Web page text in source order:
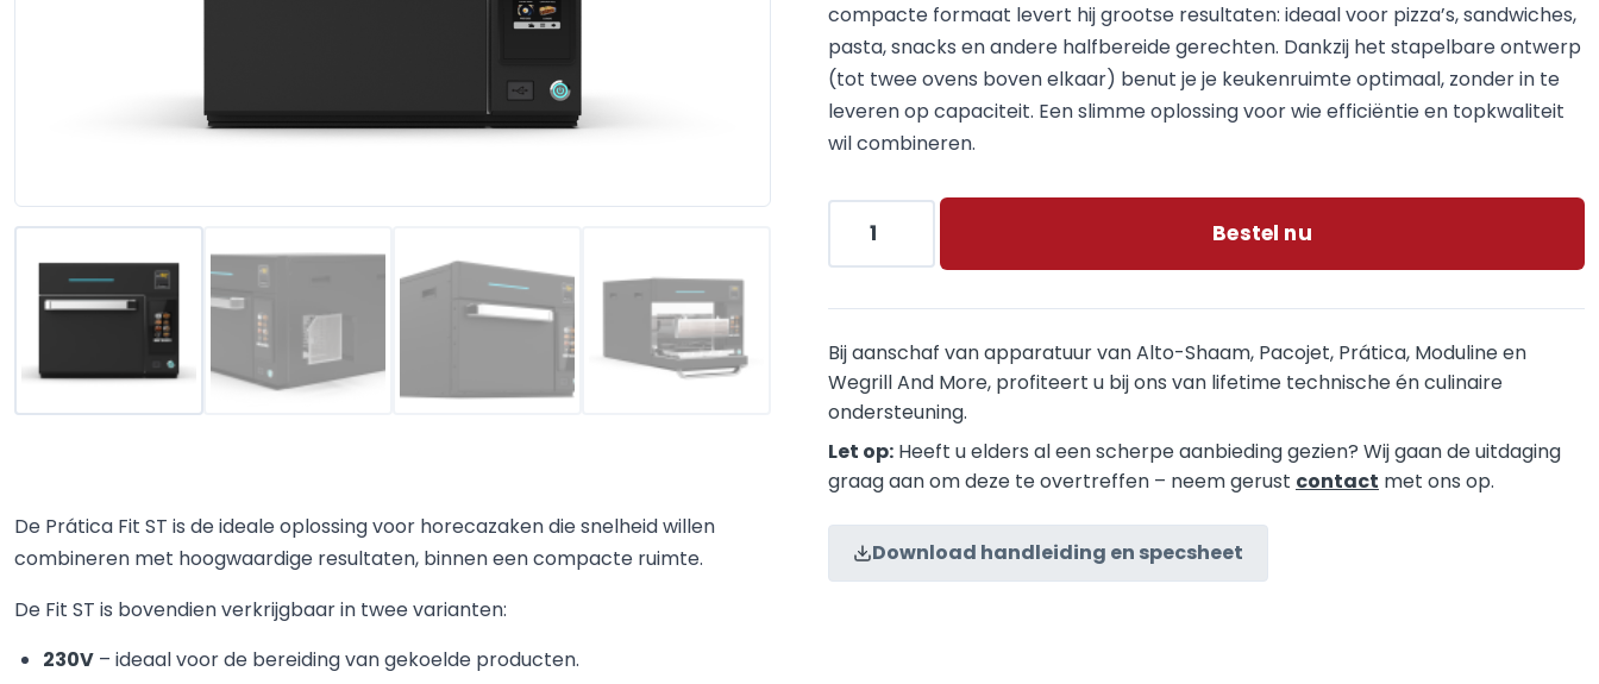
De Prática Fit ST is de ideale oplossing voor horecazaken die snelheid willen
combineren met hoogwaardige resultaten, binnen een compacte ruimte.
De Fit ST is bovendien verkrijgbaar in twee varianten:
230V – ideaal voor de bereiding van gekoelde producten.
compacte formaat levert hij grootse resultaten: ideaal voor pizza’s, sandwiches,
pasta, snacks en andere halfbereide gerechten. Dankzij het stapelbare ontwerp
(tot twee ovens boven elkaar) benut je je keukenruimte optimaal, zonder in te
leveren op capaciteit. Een slimme oplossing voor wie efficiëntie en topkwaliteit
wil combineren.
Bestel nu
Bij aanschaf van apparatuur van Alto-Shaam, Pacojet, Prática, Moduline en
Wegrill And More, profiteert u bij ons van lifetime technische én culinaire
ondersteuning.
Let op: Heeft u elders al een scherpe aanbieding gezien? Wij gaan de uitdaging
graag aan om deze te overtreffen – neem gerust contact met ons op.
Download handleiding en specsheet